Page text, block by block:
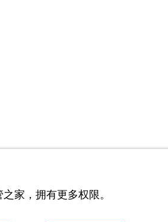
家，拥有更多权限。